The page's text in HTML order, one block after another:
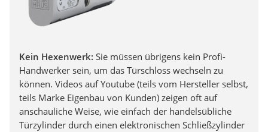
Kein Hexenwerk: Sie müssen übrigens kein Profi-
Handwerker sein, um das Türschloss wechseln zu
können. Videos auf Youtube (teils vom Hersteller selbst,
teils Marke Eigenbau von Kunden) zeigen oft auf
anschauliche Weise, wie einfach der handelsübliche
Türzylinder durch einen elektronischen Schließzylinder